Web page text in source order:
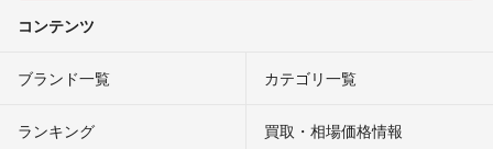
コンテンツ
ブランド一覧 カテゴリ一覧
ランキング 買取・相場価格情報